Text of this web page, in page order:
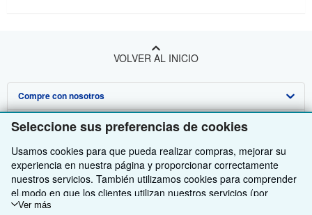
Seleccione sus preferencias de cookies
Usamos cookies para que pueda realizar compras, mejorar su
experiencia en nuestra página y proporcionar correctamente
nuestros servicios. También utilizamos cookies para comprender
el modo en que los clientes utilizan nuestros servicios (por
ejemplo, midiendo las visitas al sitio) y así poder realizar mejoras.
Ver más
VOLVER AL INICIO
Compre con nosotros
Búsqueda avanzada
Colecciones
Mi cuenta
Mis pedidos
Venda con nosotros
Comenzar a vender
Únase a nuestro programa de afiliados
Recomiende un vendedor
Sobre nosotros
Sobre IberLibro
Medios
Obtener Ayuda
Preguntas frecuentes y guías
Otras compañías de AbeBooks